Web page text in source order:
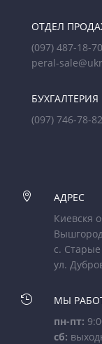
ОТДЕЛ
(097) 487-18-70
peral-
БУХГАЛТЕРИЯ
(097) 746-78-82

АДРЕС
Киевскя
с.
ул.

МЫ
пн-пт:
сб: